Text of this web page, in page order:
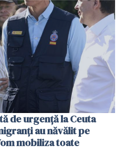
de urgență la Ceuta
au năvălit pe
mobiliza toate